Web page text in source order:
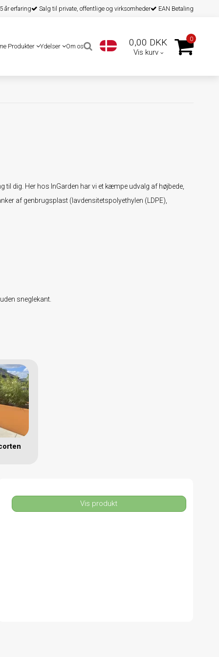
år erfaring Salg til private, offentlige og virksomheder EAN Betaling
Produkter Ydelser Om os 0,00 DKK
Vis kurv
0
dig. Her hos InGarden har vi et kæmpe udvalg af højbede,
af genbrugsplast (lavdensitetspolyethylen (LDPE),
sneglekant.
Vis produkt